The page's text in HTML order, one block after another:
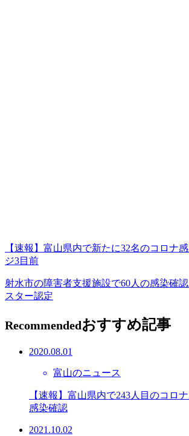
【速報】富山県内で新たに32名のコロナ
ジ3目前
射水市の障害者支援施設で60人の感染確
スター認定
Recommendedおすすめ記事
2020.08.01
富山のニュース
【速報】富山県内で243人目のコロ
感染確認
2021.10.02